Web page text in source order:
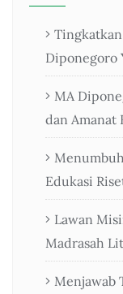
Diponegoro
MA
dan Amanat
Edukasi
Lawan
Madrasah
Menjawab